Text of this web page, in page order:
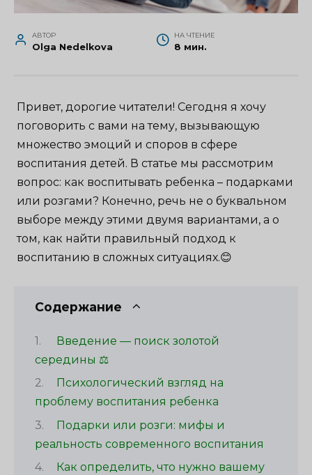
АВТОР
Olga Nedelkova
НА ЧТЕНИЕ
8 мин.
Привет, дорогие читатели! Сегодня я хочу
поговорить с вами на тему, вызывающую
множество эмоций и споров в сфере
воспитания детей. В статье мы рассмотрим
вопрос: как воспитывать ребенка – подарками
или розгами? Конечно, речь не о буквальном
выборе между этими двумя вариантами, а о
том, как найти правильный подход к
воспитанию в сложных ситуациях.😊
Содержание
Введение — поиск золотой
середины ⚖️
Психологический взгляд на
проблему воспитания ребенка
Подарки или розги: мифы и
реальность современного воспитания
Как определить, что нужно вашему